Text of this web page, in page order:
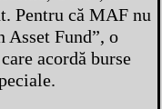
Pentru că MAF nu
Asset Fund”, o
acordă burse